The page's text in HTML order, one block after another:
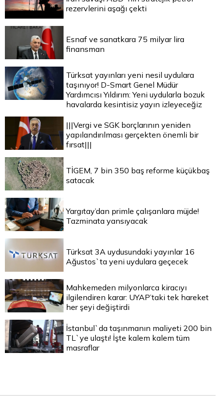
rezervlerini aşağı çekti
Esnaf ve sanatkara 75 milyar lira
finansman
Türksat yayınları yeni nesil uydulara
taşınıyor! D-Smart Genel Müdür
Yardımcısı Yıldırım: Yeni uydularla bozuk
havalarda kesintisiz yayın izleyeceğiz
|||Vergi ve SGK borçlarının yeniden
yapılandırılması gerçekten önemli bir
fırsat|||
TİGEM, 7 bin 350 baş reforme küçükbaş
satacak
Yargıtay’dan primle çalışanlara müjde!
Tazminata yansıyacak
Türksat 3A uydusundaki yayınlar 16
Ağustos`ta yeni uydulara geçecek
Mahkemeden milyonlarca kiracıyı
ilgilendiren karar: UYAP’taki tek hareket
her şeyi değiştirdi
İstanbul`da taşınmanın maliyeti 200 bin
TL`ye ulaştı! İşte kalem kalem tüm
masraflar